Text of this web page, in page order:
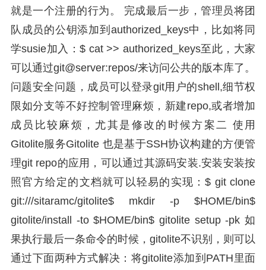
就是一个注册的行为。 完成最后一步，管理员将团
队成员的公钥添加到authorized_keys中，比如将同
学susie加入：$ cat >> authorized_keys至此，大家
可以通过git@server:repos/来访问公共的版本库了。
问题安全问题，成员可以登录git用户的shell,细节权
限如分支等不好控制管理麻烦，新建repo,或者增加
成员比较麻烦，尤其是修改的时候方案二 使用
Gitolite服务Gitolite 也是基于SSH协议构建的方便管
理git repo的应用，可以通过其源码安装.安装安装按
照官方给定的文档就可以轻易的实现：$ git clone
git:///sitaramc/gitolite$ mkdir -p $HOME/bin$
gitolite/install -to $HOME/bin$ gitolite setup -pk 如
果执行最后一条命令的时候，gitolite不识别，则可以
通过下面两种方式解决：将gitolite添加到PATH里面